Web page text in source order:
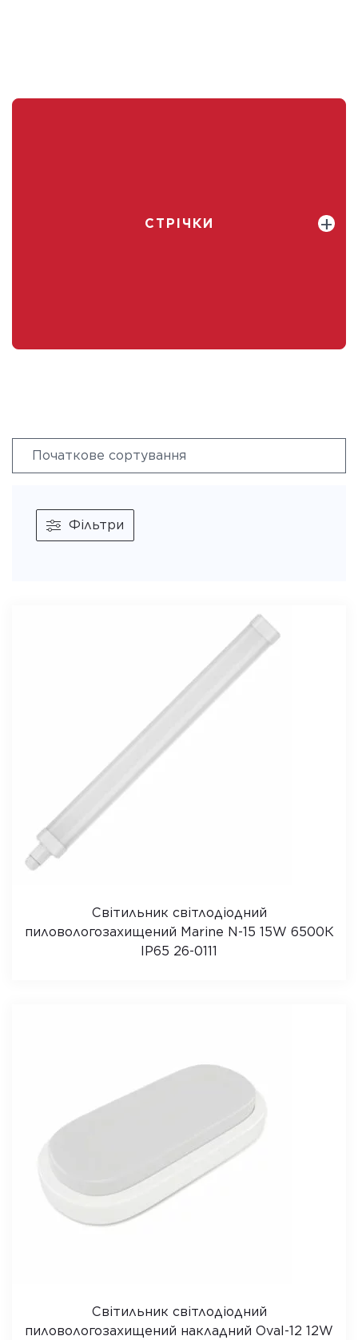
СТРІЧКИ
Фільтри
Світильник світлодіодний
пиловологозахищений Marine N-15 15W 6500К
IP65 26-0111
Світильник світлодіодний
пиловологозахищений накладний Oval-12 12W